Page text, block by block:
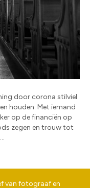
door corona stilviel
houden. Met iemand
op de financiën op
zegen en trouw tot
van fotograaf en